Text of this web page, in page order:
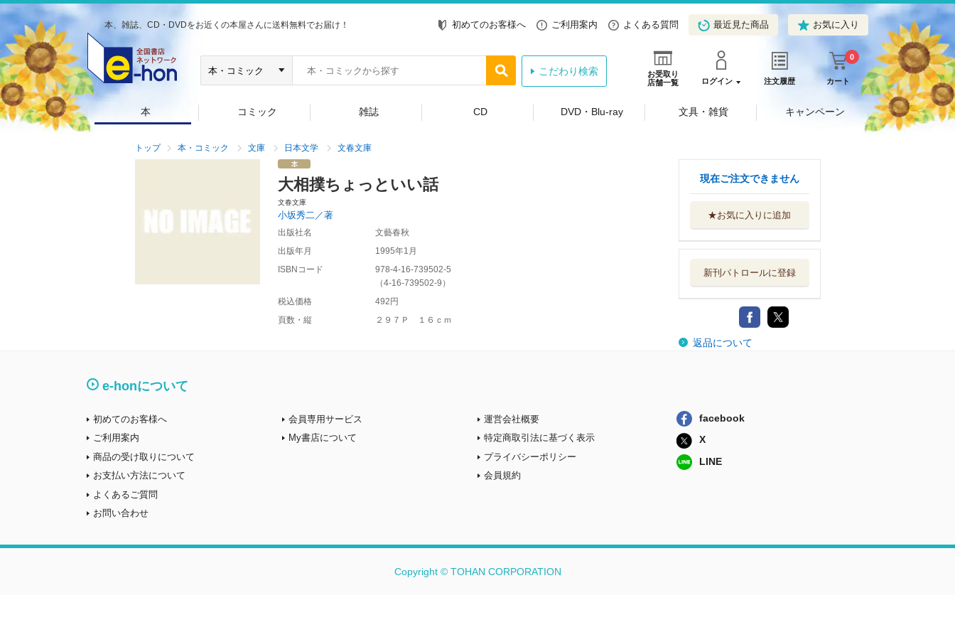
本、雑誌、CD・DVDをお近くの本屋さんに送料無料でお届け！ 初めてのお客様へ ご利用案内 よくある質問 最近見た商品 お気に入り
お受取り
店舗一覧
ログイン 注文履歴 カート
0
こだわり検索
本 コミック 雑誌 CD DVD・Blu-ray 文具・雑貨 キャンペーン
トップ 本・コミック 文庫 日本文学 文春文庫
大相撲ちょっといい話
文春文庫
小坂秀二／著
出版社名
文藝春秋
出版年月
1995年1月
ISBNコード
978-4-16-739502-5
（4-16-739502-9 ）
税込価格
492円
頁数・縦
２９７Ｐ １６ｃｍ
現在ご注文できません
★お気に入りに追加
新刊パトロールに登録
返品について
e-honについて
初めてのお客様へ
ご利用案内
商品の受け取りについて
お支払い方法について
よくあるご質問
お問い合わせ
会員専用サービス
My書店について
運営会社概要
特定商取引法に基づく表示
プライバシーポリシー
会員規約
facebook
X
LINE
Copyright © TOHAN CORPORATION